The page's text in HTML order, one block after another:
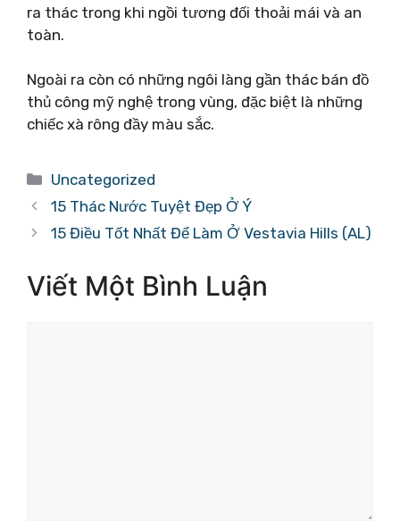
ra thác trong khi ngồi tương đối thoải mái và an
toàn.
Ngoài ra còn có những ngôi làng gần thác bán đồ
thủ công mỹ nghệ trong vùng, đặc biệt là những
chiếc xà rông đầy màu sắc.
Danh
mục
Uncategorized
15 Thác Nước Tuyệt Đẹp Ở Ý
15 Điều Tốt Nhất Để Làm Ở Vestavia Hills (AL)
Viết Một Bình Luận